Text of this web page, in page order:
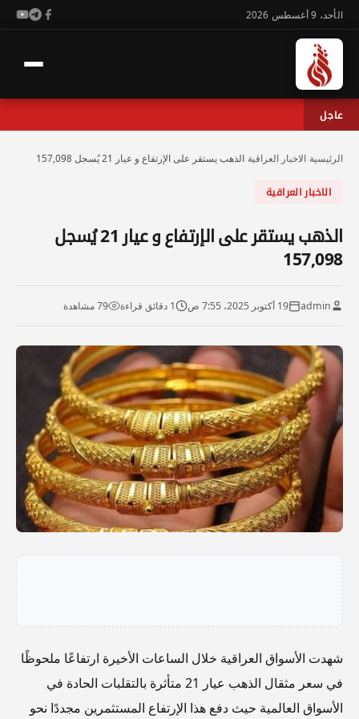
الأحد، 9 أغسطس 2026
عاجل
الرئيسية الاخبار العراقية الذهب يستقر على الإرتفاع و عيار 21 يُسجل 157,098
الاخبار العراقية
الذهب يستقر على الإرتفاع و عيار 21 يُسجل
157,098
admin 19 أكتوبر 2025، 7:55 ص 1 دقائق قراءة 79 مشاهدة
شهدت الأسواق العراقية خلال الساعات الأخيرة ارتفاعًا ملحوظًا
في سعر مثقال الذهب عيار 21 متأثرة بالتقلبات الحادة في
الأسواق العالمية حيث دفع هذا الإرتفاع المستثمرين مجددًا نحو